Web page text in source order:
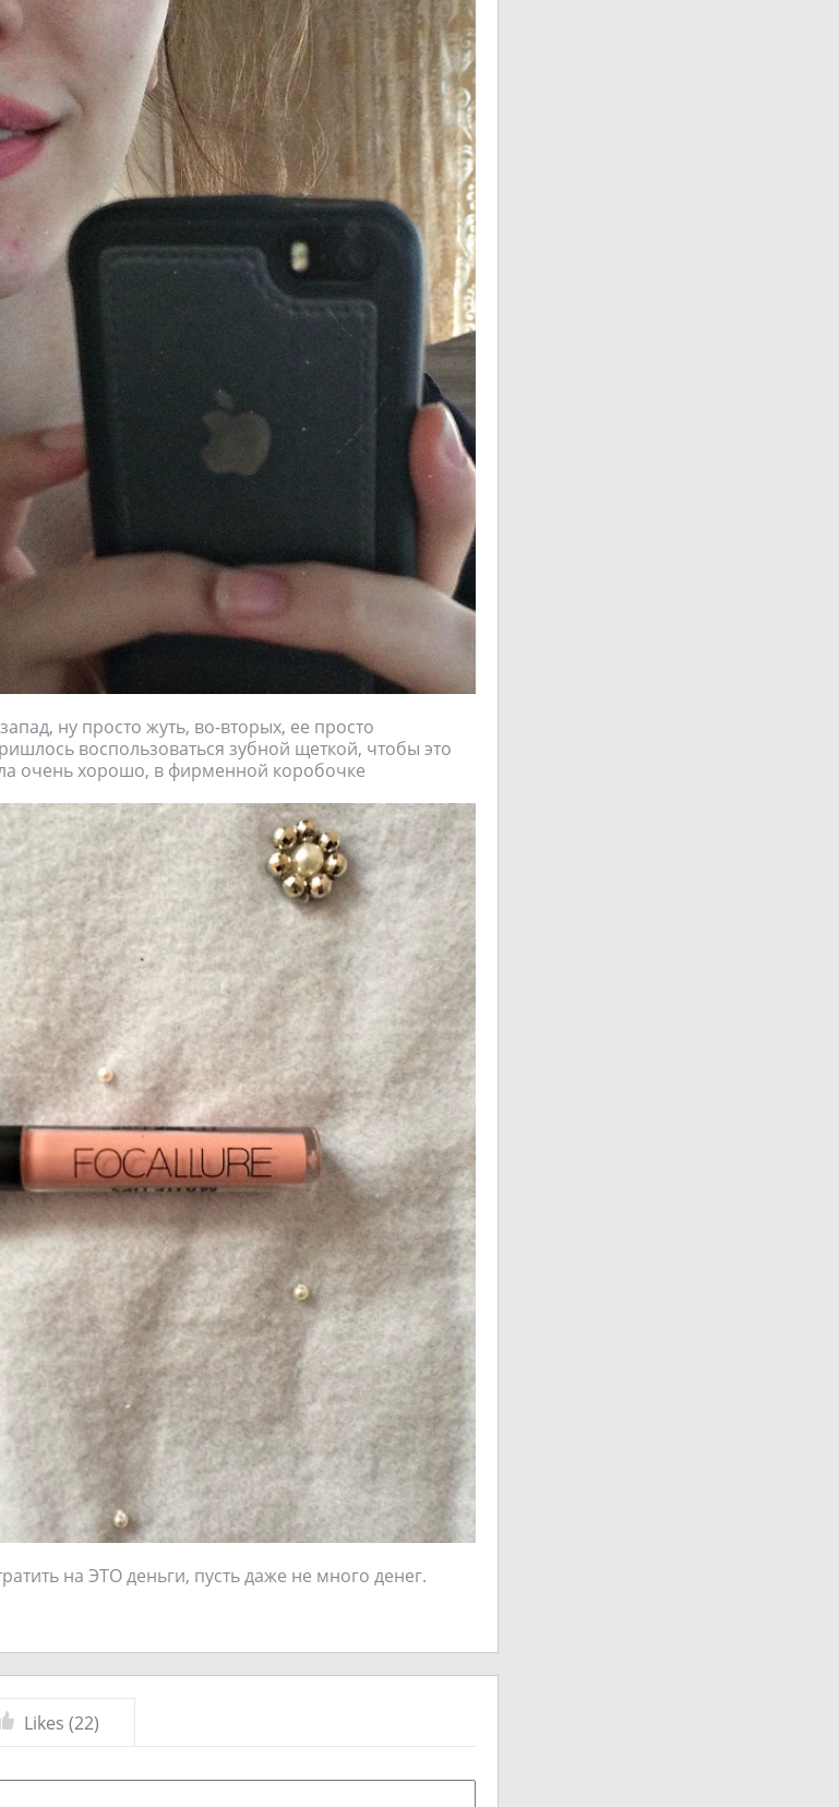
ну просто жуть, во-вторых, ее просто
воспользоваться зубной щеткой, чтобы это
очень хорошо, в фирменной коробочке
на ЭТО деньги, пусть даже не много денег.
Likes (22)